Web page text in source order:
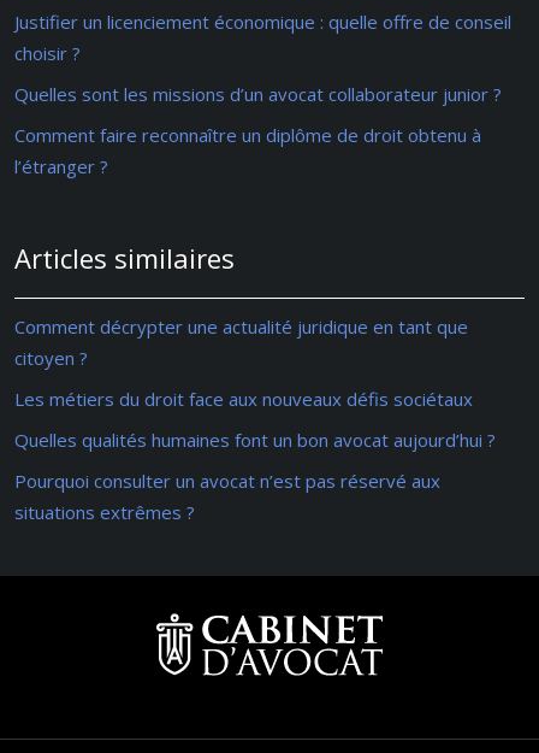
Justifier un licenciement économique : quelle offre de conseil
choisir ?
Quelles sont les missions d’un avocat collaborateur junior ?
Comment faire reconnaître un diplôme de droit obtenu à
l’étranger ?
Articles similaires
Comment décrypter une actualité juridique en tant que
citoyen ?
Les métiers du droit face aux nouveaux défis sociétaux
Quelles qualités humaines font un bon avocat aujourd’hui ?
Pourquoi consulter un avocat n’est pas réservé aux
situations extrêmes ?